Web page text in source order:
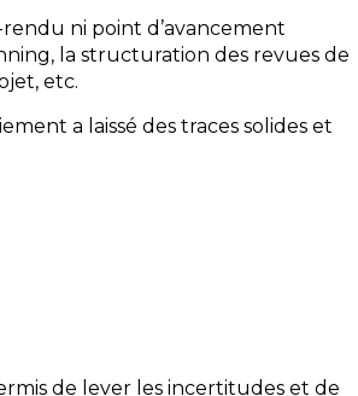
ni point d’avancement
la structuration des revues de
etc.
a laissé des traces solides et
de lever les incertitudes et de